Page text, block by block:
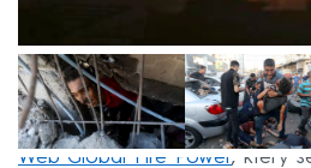
Web Global Fire Power, který